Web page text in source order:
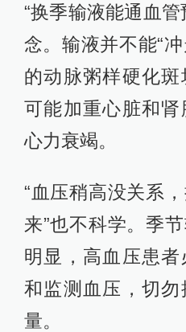
“换季输液能通血
念。输液并不能“
的动脉粥样硬化
可能加重心脏和
心力衰竭。
“血压稍高没关系
来”也不科学。季
明显，高血压患
和监测血压，切勿
量。